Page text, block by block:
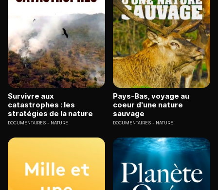
Survivre aux
catastrophes : les
stratégies de la nature
DOCUMENTAIRES NATURE
Pays-Bas, voyage au
coeur d'une nature
sauvage
DOCUMENTAIRES NATURE